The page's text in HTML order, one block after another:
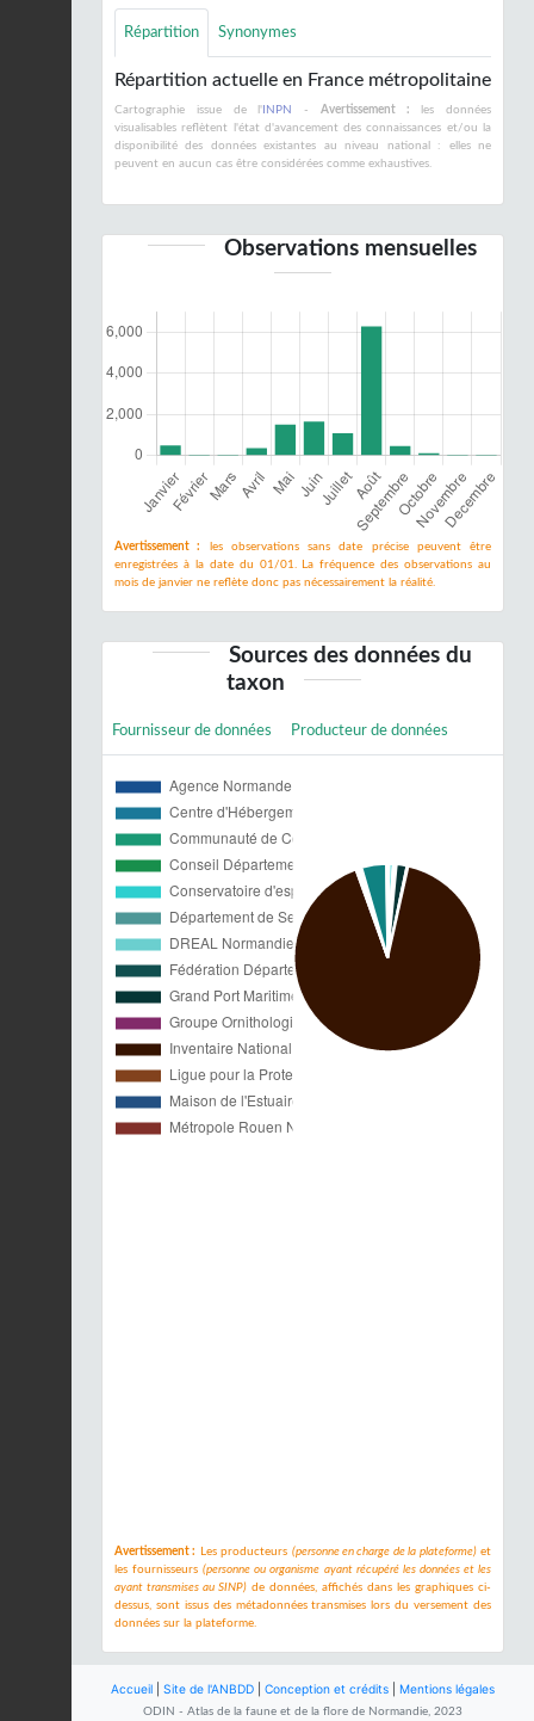
Répartition Synonymes
Répartition actuelle en France métropolitaine
Cartographie issue de l' INPN - Avertissement : les données
visualisables reflètent l'état d'avancement des connaissances et/ou la
disponibilité des données existantes au niveau national : elles ne
peuvent en aucun cas être considérées comme exhaustives.
Observations mensuelles
Avertissement :
les observations sans date précise peuvent être
enregistrées à la date du 01/01. La fréquence des observations au
mois de janvier ne reflète donc pas nécessairement la réalité.
Sources des données du
taxon
Fournisseur de données Producteur de données
Avertissement : Les producteurs (personne en charge de la plateforme)et
les fournisseurs(personne ou organisme ayant récupéré les données et les
ayant transmises au SINP) de données, affichés dans les graphiques ci-
dessus, sont issus des métadonnées transmises lors du versement des
données sur la plateforme.
Accueil Site de l'ANBDD Conception et crédits Mentions légales
ODIN - Atlas de la faune et de la flore de Normandie, 2023